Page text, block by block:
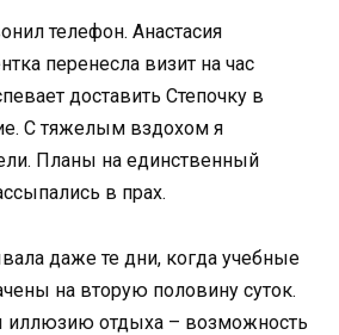
телефон. Анастасия
перенесла визит на час
доставить Степочку в
С тяжелым вздохом я
Планы на единственный
в прах.
даже те дни, когда учебные
на вторую половину суток.
иллюзию отдыха – возможность